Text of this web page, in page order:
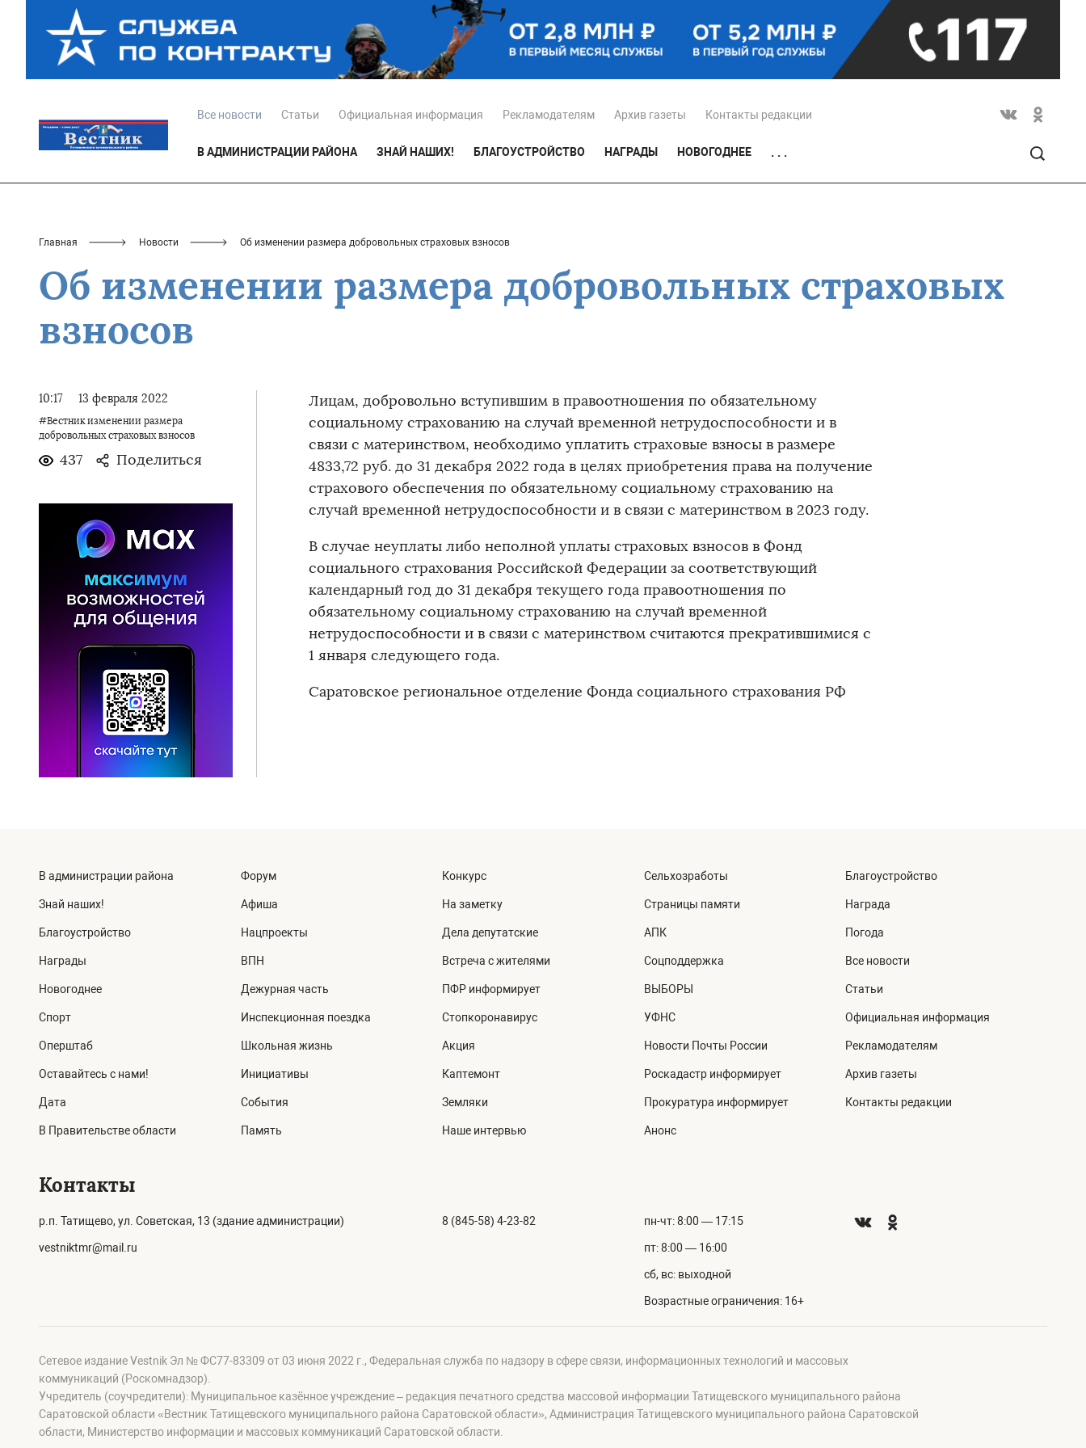
Все новости Статьи Официальная информация Рекламодателям Архив газеты Контакты редакции
В АДМИНИСТРАЦИИ РАЙОНА ЗНАЙ НАШИХ! БЛАГОУСТРОЙСТВО НАГРАДЫ НОВОГОДНЕЕ . . .
Главная Новости Об изменении размера добровольных страховых взносов
Об изменении размера добровольных страховых
взносов
10:17 13 февраля 2022
#Вестник изменении размера
добровольных страховых взносов
437 Поделиться
Лицам, добровольно вступившим в правоотношения по обязательному
социальному страхованию на случай временной нетрудоспособности и в
связи с материнством, необходимо уплатить страховые взносы в размере
4833,72 руб. до 31 декабря 2022 года в целях приобретения права на получение
страхового обеспечения по обязательному социальному страхованию на
случай временной нетрудоспособности и в связи с материнством в 2023 году.
В случае неуплаты либо неполной уплаты страховых взносов в Фонд
социального страхования Российской Федерации за соответствующий
календарный год до 31 декабря текущего года правоотношения по
обязательному социальному страхованию на случай временной
нетрудоспособности и в связи с материнством считаются прекратившимися с
1 января следующего года.
Саратовское региональное отделение Фонда социального страхования РФ
В администрации района
Знай наших!
Благоустройство
Награды
Новогоднее
Спорт
Оперштаб
Оставайтесь с нами!
Дата
В Правительстве области
Форум
Афиша
Нацпроекты
ВПН
Дежурная часть
Инспекционная поездка
Школьная жизнь
Инициативы
События
Память
Конкурс
На заметку
Дела депутатские
Встреча с жителями
ПФР информирует
Стопкоронавирус
Акция
Каптемонт
Земляки
Наше интервью
Сельхозработы
Страницы памяти
АПК
Соцподдержка
ВЫБОРЫ
УФНС
Новости Почты России
Роскадастр информирует
Прокуратура информирует
Анонс
Благоустройство
Награда
Погода
Все новости
Статьи
Официальная информация
Рекламодателям
Архив газеты
Контакты редакции
Контакты
р.п. Татищево, ул. Советская, 13 (здание администрации)
vestniktmr@mail.ru
8 (845-58) 4-23-82 пн-чт: 8:00 — 17:15
пт: 8:00 — 16:00
сб, вс: выходной
Возрастные ограничения: 16+
Сетевое издание Vestnik Эл № ФС77-83309 от 03 июня 2022 г., Федеральная служба по надзору в сфере связи, информационных технологий и массовых
коммуникаций (Роскомнадзор).
Учредитель (соучредители): Муниципальное казённое учреждение – редакция печатного средства массовой информации Татищевского муниципального района
Саратовской области «Вестник Татищевского муниципального района Саратовской области», Администрация Татищевского муниципального района Саратовской
области, Министерство информации и массовых коммуникаций Саратовской области.